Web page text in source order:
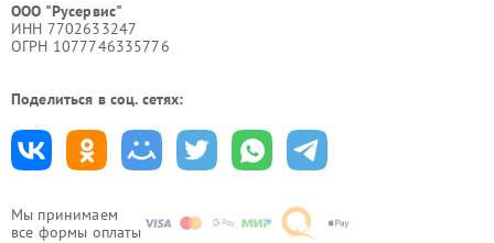
Мы принимаем
все формы оплаты
ООО "Русервис"
ИНН 7702633247
ОГРН 1077746335776
Поделиться в соц. сетях: